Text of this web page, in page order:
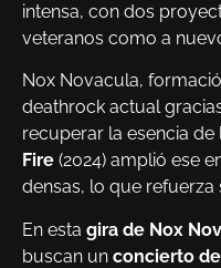
intensa, con dos
veteranos como a
Nox Novacula,
deathrock actual
recuperar la esencia
Fire (2024) amplió ese
densas, lo que
En esta gira de Nox
buscan un concierto